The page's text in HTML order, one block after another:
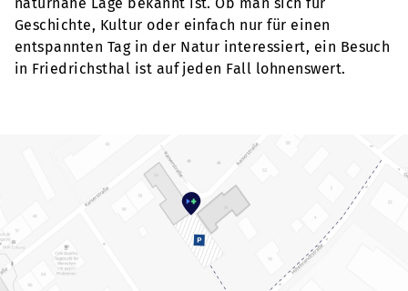
Geschichte, Kultur oder einfach nur für einen
entspannten Tag in der Natur interessiert, ein Besuch
in Friedrichsthal ist auf jeden Fall lohnenswert.